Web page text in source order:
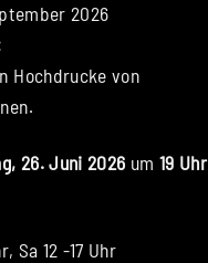
2026
Hochdrucke von
26. Juni 2026 um 19 Uhr
Sa 12 -17 Uhr